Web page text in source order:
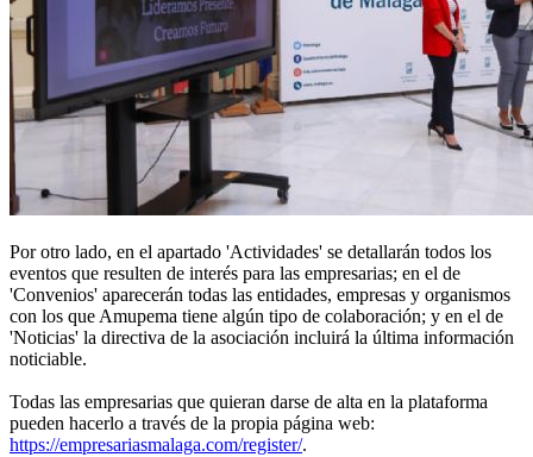
Por otro lado, en el apartado 'Actividades' se detallarán todos los
eventos que resulten de interés para las empresarias; en el de
'Convenios' aparecerán todas las entidades, empresas y organismos
con los que Amupema tiene algún tipo de colaboración; y en el de
'Noticias' la directiva de la asociación incluirá la última información
noticiable.
Todas las empresarias que quieran darse de alta en la plataforma
pueden hacerlo a través de la propia página web:
https://empresariasmalaga.com/register/.